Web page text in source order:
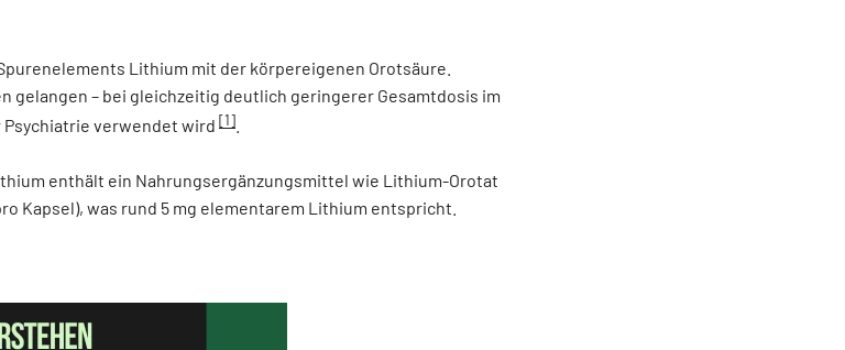
Lithium mit der körpereigenen Orotsäure.
gelangen – bei gleichzeitig deutlich geringerer Gesamtdosis im
verwendet wird [1]
enthält ein Nahrungsergänzungsmittel wie Lithium-Orotat
Kapsel), was rund 5 mg elementarem Lithium entspricht.